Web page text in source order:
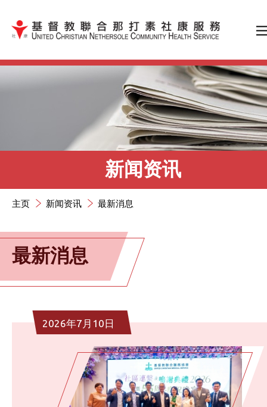
跳到内容（按输入键）
新闻资讯
主页 新闻资讯 最新消息
最新消息
2026年7月10日